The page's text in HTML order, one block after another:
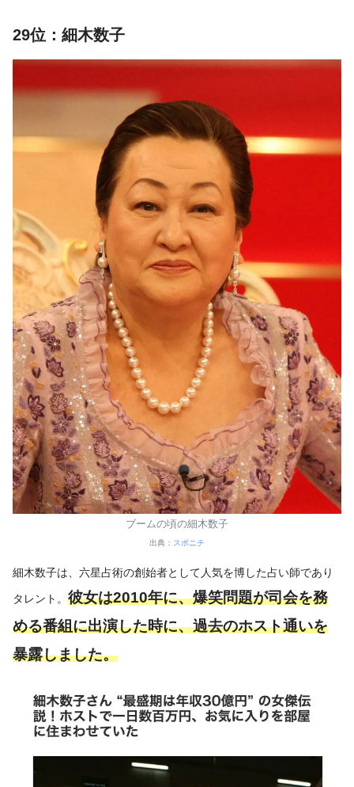
29位：細木数子
ブームの頃の細木数子
出典： スポニチ
細木数子は、六星占術の創始者として人気を博した占い師であり
タレント。 彼女は2010年に、爆笑問題が司会を務
める番組に出演した時に、過去のホスト通いを
暴露しました。